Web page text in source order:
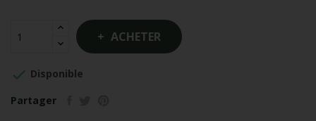
ACHETER
 Disponible
Partager